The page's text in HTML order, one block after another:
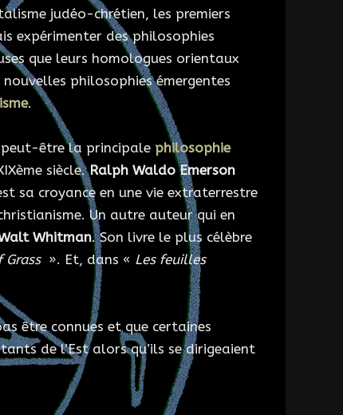
judéo-chrétien, les premiers
expérimenter des philosophies
que leurs homologues orientaux
philosophies émergentes
.
être la principale philosophie
siècle.Ralph Waldo Emerson
sa croyance en une vie extraterrestre
Un autre auteur qui en
Whitman. Son livre le plus célèbre
Grass ». Et, dans « Les feuilles
être connues et que certaines
de l’Est alors qu’ils se dirigeaient